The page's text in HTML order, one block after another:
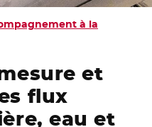
à la
et
flux
eau et